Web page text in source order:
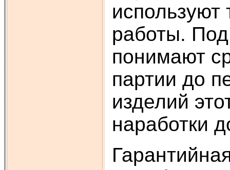
используют
работы. Под
понимают
партии до
изделий
наработки